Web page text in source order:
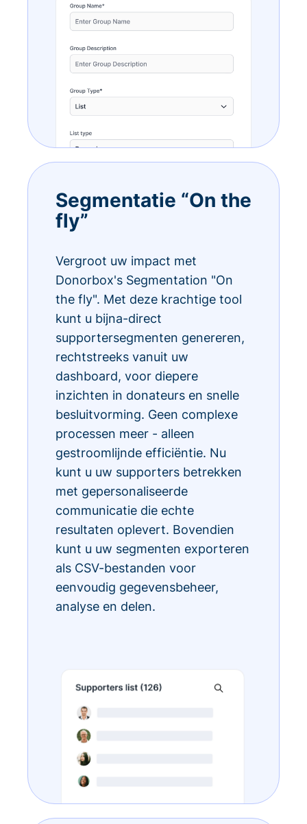
Segmentatie “On the
fly”
Vergroot uw impact met
Donorbox's Segmentation "On
the fly". Met deze krachtige tool
kunt u bijna-direct
supportersegmenten genereren,
rechtstreeks vanuit uw
dashboard, voor diepere
inzichten in donateurs en snelle
besluitvorming. Geen complexe
processen meer - alleen
gestroomlijnde efficiëntie. Nu
kunt u uw supporters betrekken
met gepersonaliseerde
communicatie die echte
resultaten oplevert. Bovendien
kunt u uw segmenten exporteren
als CSV-bestanden voor
eenvoudig gegevensbeheer,
analyse en delen.